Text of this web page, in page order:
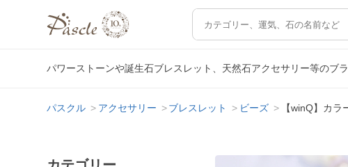
パワーストーンや誕生石ブレスレット、天然石アクセサリー等のブ
パスクル アクセサリー ブレスレット ビーズ 【winQ】カ